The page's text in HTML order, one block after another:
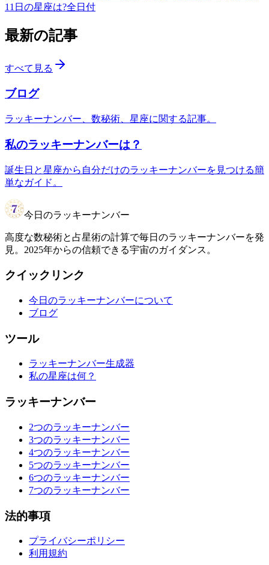
11日の星座は?全日付
最新の記事
すべて見る
ブログ
ラッキーナンバー、数秘術、星座に関する記事。
私のラッキーナンバーは？
誕生日と星座から自分だけのラッキーナンバーを見つける簡
単なガイド。
今日のラッキーナンバー
高度な数秘術と占星術の計算で毎日のラッキーナンバーを発
見。2025年からの信頼できる宇宙のガイダンス。
クイックリンク
今日のラッキーナンバーについて
ブログ
ツール
ラッキーナンバー生成器
私の星座は何？
ラッキーナンバー
2つのラッキーナンバー
3つのラッキーナンバー
4つのラッキーナンバー
5つのラッキーナンバー
6つのラッキーナンバー
7つのラッキーナンバー
法的事項
プライバシーポリシー
利用規約